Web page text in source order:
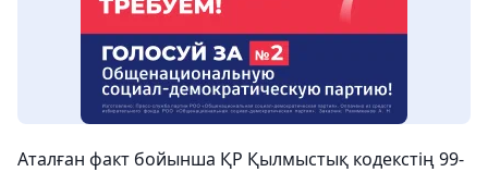
Аталған факт бойынша ҚР Қылмыстық кодекстің 99-